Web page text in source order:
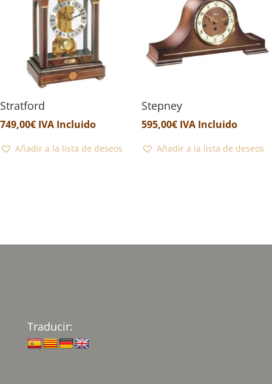
Stratford
749,00€ IVA Incluido
Añadir a la lista de deseos
Stepney
595,00€ IVA Incluido
Añadir a la lista de deseos
Traducir: